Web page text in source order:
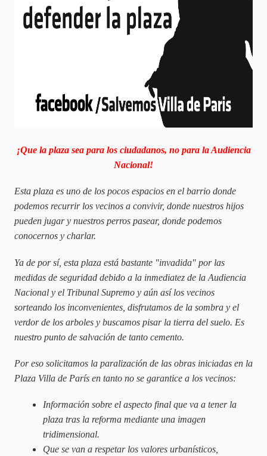
¡Que la plaza sea para los ciudadanos, no para la Audiencia
Nacional!
Esta plaza es uno de los pocos espacios en el barrio donde
podemos recurrir los vecinos a convivir, donde nuestros hijos
pueden jugar y nuestros perros pasear, donde podemos
conocernos y charlar.
Ya de por sí, esta plaza está bastante "invadida" por las
medidas de seguridad debido a la inmediatez de la Audiencia
Nacional y el Tribunal Supremo y aún así los vecinos
sorteando los inconvenientes, disfrutamos de la sombra y el
verdor de los arboles y buscamos pisar la tierra del suelo. Es
nuestro punto de salvación de tanto cemento.
Por eso solicitamos la paralización de las obras iniciadas en la
Plaza Villa de París en tanto no se garantice a los vecinos:
Información sobre el aspecto final que va a tener la
plaza tras la reforma mediante una imagen
tridimensional.
Que se van a respetar los valores urbanísticos,